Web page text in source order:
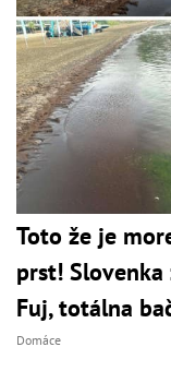
Toto že je
prst! Slovenka
Fuj, totálna
Domáce